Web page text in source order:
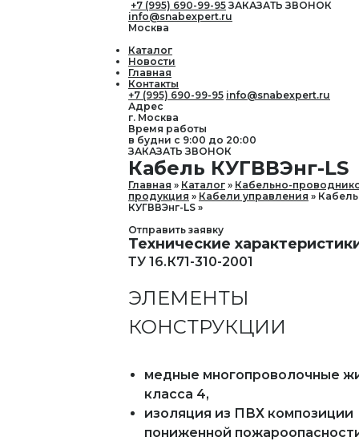
+7 (995) 690-99-95 ЗАКАЗАТЬ ЗВОНОК
info@snabexpert.ru
Москва
Каталог
Новости
Главная
Контакты
+7 (995) 690-99-95 info@snabexpert.ru
Адрес
г. Москва
Время работы
в будни с 9:00 до 20:00
ЗАКАЗАТЬ ЗВОНОК
Кабель КУГВВЭнг-LS
Главная Каталог
Кабельно-
продукция
Кабели управления
Кабель
КУГВВЭнг-LS
Отправить заявку
Технические
ТУ 16.К71-310-2001
ЭЛЕМЕНТЫ
КОНСТРУКЦИИ
медные многопроволочные
класса 4,
изоляция из ПВХ композиции
пониженной